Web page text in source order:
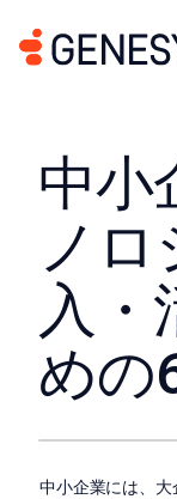
中小
ノロ
入・
めの
中小企業には、